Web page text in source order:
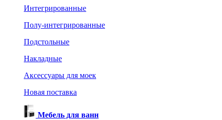
Интегрированные
Полу-интегрированные
Подстольные
Накладные
Аксессуары для моек
Новая поставка
Мебель для ванн